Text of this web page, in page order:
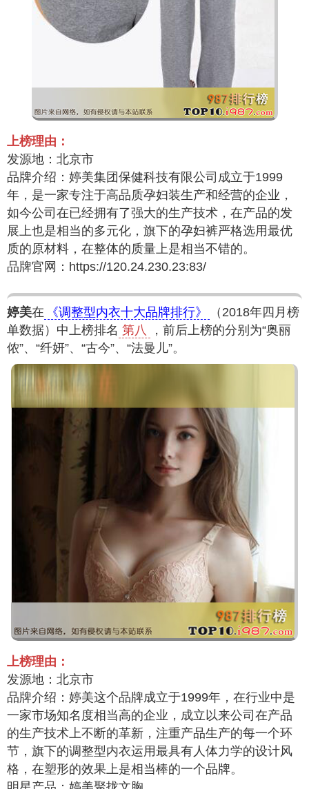
上榜理由：
发源地：北京市
品牌介绍：婷美集团保健科技有限公司成立于1999
年，是一家专注于高品质孕妇装生产和经营的企业，
如今公司在已经拥有了强大的生产技术，在产品的发
展上也是相当的多元化，旗下的孕妇裤严格选用最优
质的原材料，在整体的质量上是相当不错的。
品牌官网：https://120.24.230.23:83/
婷美在 《调整型内衣十大品牌排行》
（2018年四月榜
单数据）中上榜排名 第八
，前后上榜的分别为“奥丽
侬”、“纤妍”、“古今”、“法曼儿”。
上榜理由：
发源地：北京市
品牌介绍：婷美这个品牌成立于1999年，在行业中是
一家市场知名度相当高的企业，成立以来公司在产品
的生产技术上不断的革新，注重产品生产的每一个环
节，旗下的调整型内衣运用最具有人体力学的设计风
格，在塑形的效果上是相当棒的一个品牌。